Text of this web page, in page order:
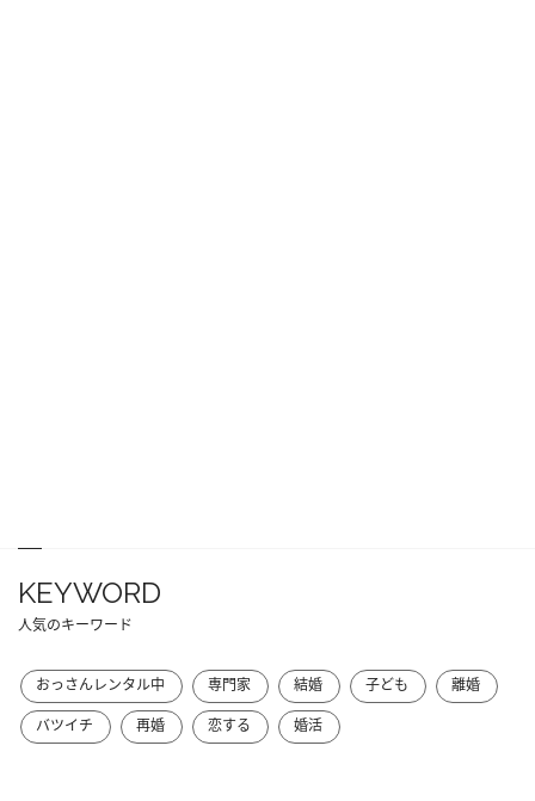
KEYWORD
人気のキーワード
おっさんレンタル中 専門家 結婚 子ども
離婚
バツイチ
再婚 恋する 婚活